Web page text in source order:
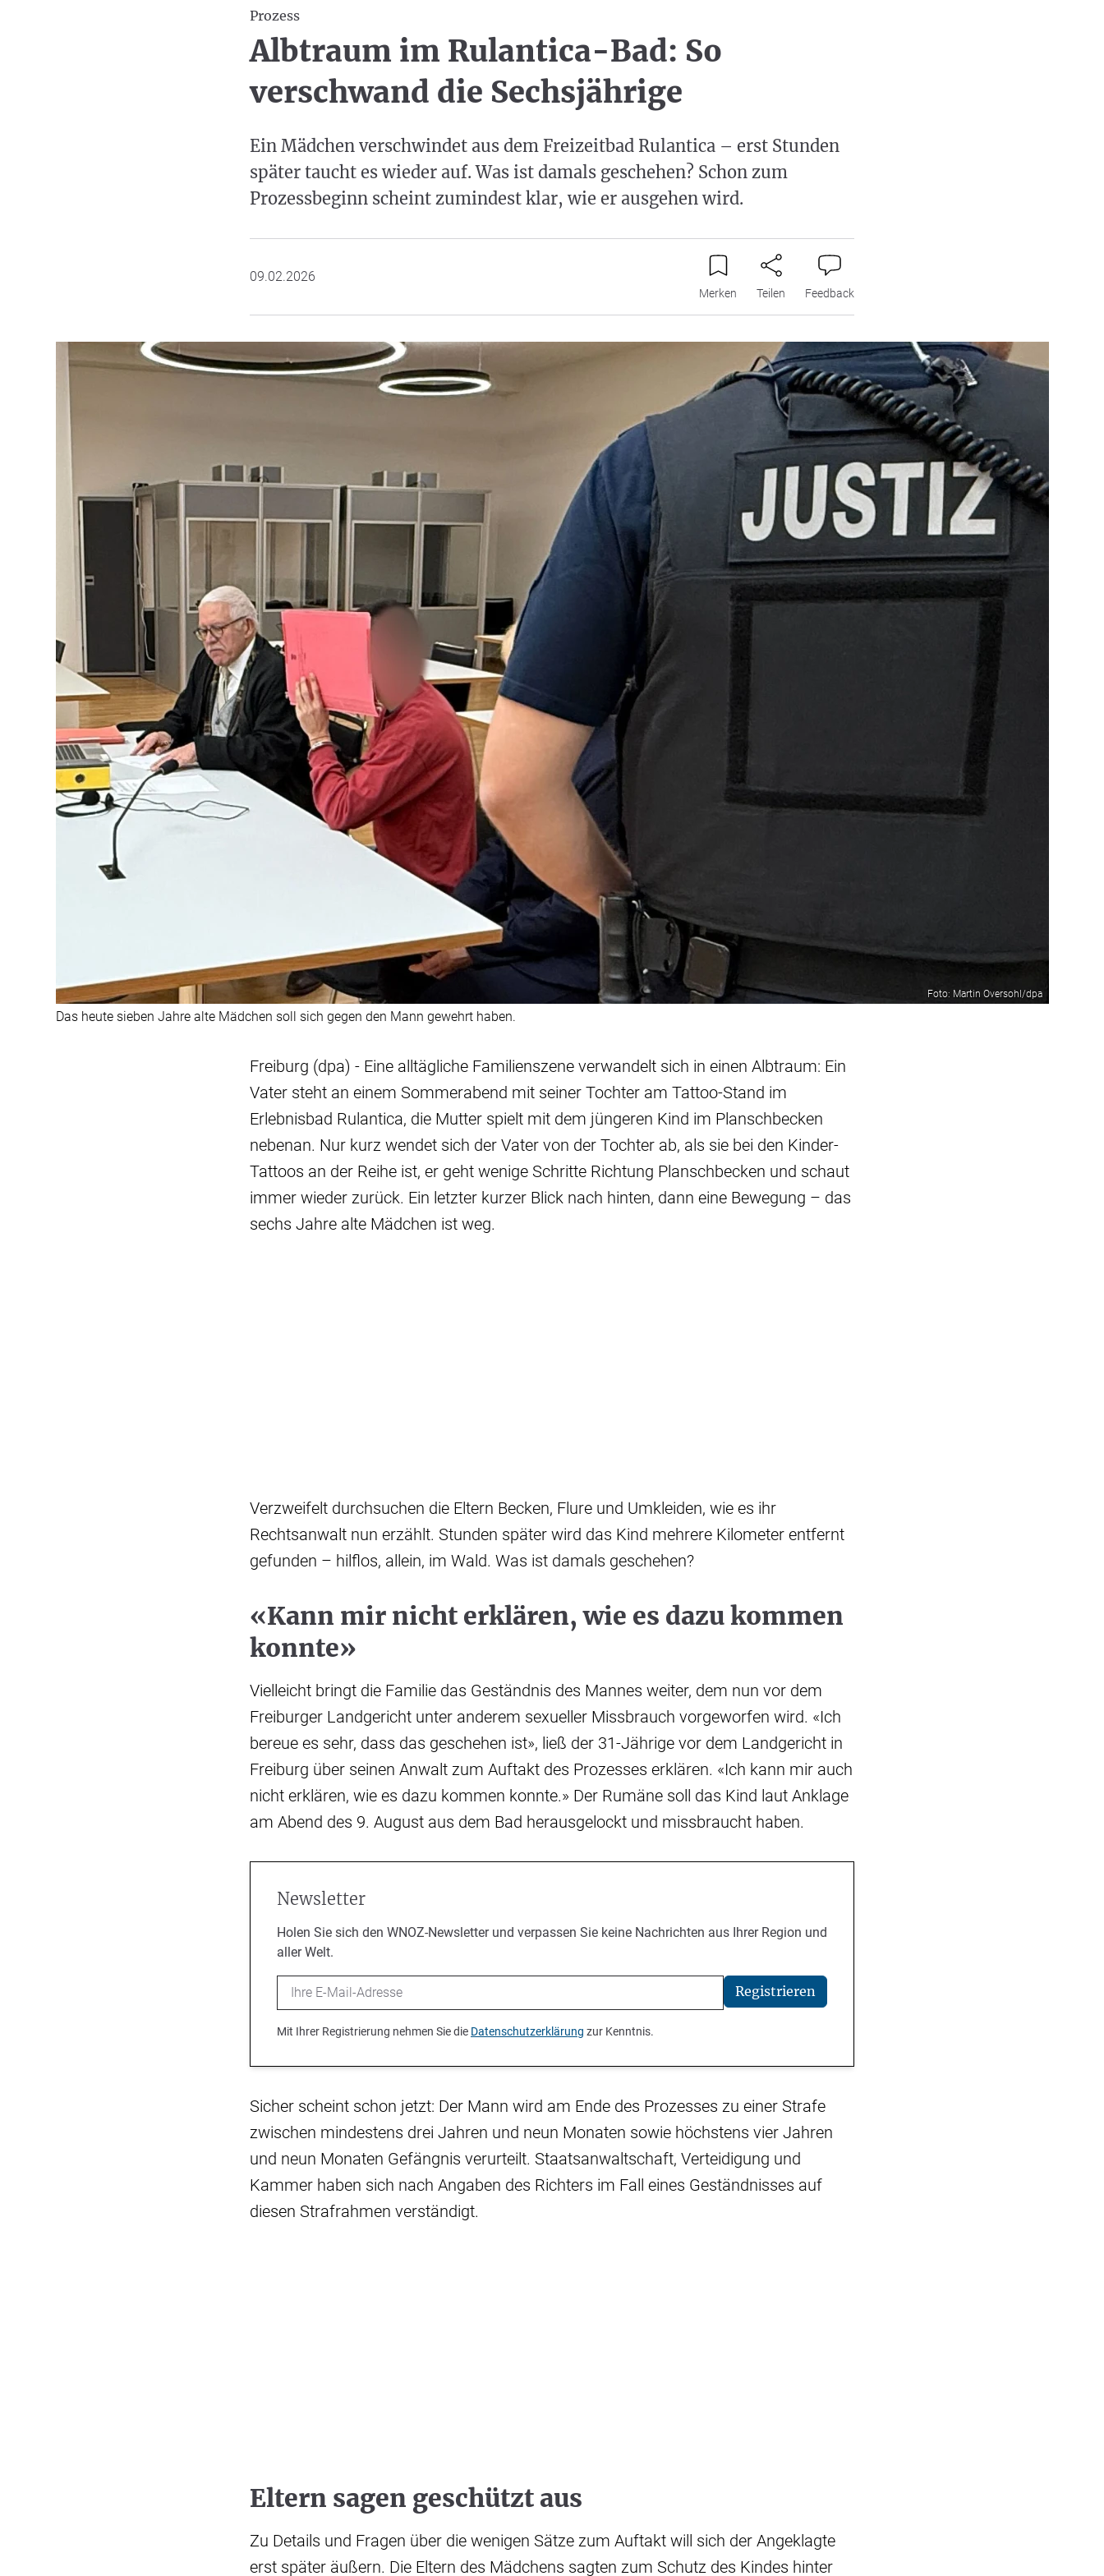
Prozess
Albtraum im Rulantica-Bad: So
verschwand die Sechsjährige
Ein Mädchen verschwindet aus dem Freizeitbad Rulantica – erst Stunden
später taucht es wieder auf. Was ist damals geschehen? Schon zum
Prozessbeginn scheint zumindest klar, wie er ausgehen wird.
09.02.2026
Merken Teilen Feedback
Foto: Martin Oversohl/dpa
Das heute sieben Jahre alte Mädchen soll sich gegen den Mann gewehrt haben.
Freiburg (dpa) - Eine alltägliche Familienszene verwandelt sich in einen Albtraum: Ein
Vater steht an einem Sommerabend mit seiner Tochter am Tattoo-Stand im
Erlebnisbad Rulantica, die Mutter spielt mit dem jüngeren Kind im Planschbecken
nebenan. Nur kurz wendet sich der Vater von der Tochter ab, als sie bei den Kinder-
Tattoos an der Reihe ist, er geht wenige Schritte Richtung Planschbecken und schaut
immer wieder zurück. Ein letzter kurzer Blick nach hinten, dann eine Bewegung – das
sechs Jahre alte Mädchen ist weg.
Verzweifelt durchsuchen die Eltern Becken, Flure und Umkleiden, wie es ihr
Rechtsanwalt nun erzählt. Stunden später wird das Kind mehrere Kilometer entfernt
gefunden – hilflos, allein, im Wald. Was ist damals geschehen?
«Kann mir nicht erklären, wie es dazu kommen
konnte»
Vielleicht bringt die Familie das Geständnis des Mannes weiter, dem nun vor dem
Freiburger Landgericht unter anderem sexueller Missbrauch vorgeworfen wird. «Ich
bereue es sehr, dass das geschehen ist», ließ der 31-Jährige vor dem Landgericht in
Freiburg über seinen Anwalt zum Auftakt des Prozesses erklären. «Ich kann mir auch
nicht erklären, wie es dazu kommen konnte.» Der Rumäne soll das Kind laut Anklage
am Abend des 9. August aus dem Bad herausgelockt und missbraucht haben.
Newsletter
Holen Sie sich den WNOZ-Newsletter und verpassen Sie keine Nachrichten aus Ihrer Region und
aller Welt.
Email Registrieren
Mit Ihrer Registrierung nehmen Sie die Datenschutzerklärung zur Kenntnis.
Sicher scheint schon jetzt: Der Mann wird am Ende des Prozesses zu einer Strafe
zwischen mindestens drei Jahren und neun Monaten sowie höchstens vier Jahren
und neun Monaten Gefängnis verurteilt. Staatsanwaltschaft, Verteidigung und
Kammer haben sich nach Angaben des Richters im Fall eines Geständnisses auf
diesen Strafrahmen verständigt.
Eltern sagen geschützt aus
Zu Details und Fragen über die wenigen Sätze zum Auftakt will sich der Angeklagte
erst später äußern. Die Eltern des Mädchens sagten zum Schutz des Kindes hinter